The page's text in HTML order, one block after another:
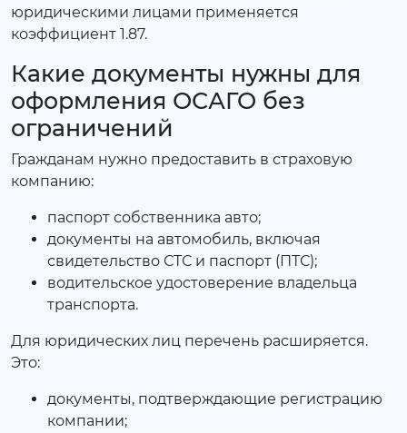
юридическими лицами применяется
коэффициент 1.87.
Какие документы нужны для
оформления ОСАГО без
ограничений
Гражданам нужно предоставить в страховую
компанию:
паспорт собственника авто;
документы на автомобиль, включая
свидетельство СТС и паспорт (ПТС);
водительское удостоверение владельца
транспорта.
Для юридических лиц перечень расширяется.
Это:
документы, подтверждающие регистрацию
компании;